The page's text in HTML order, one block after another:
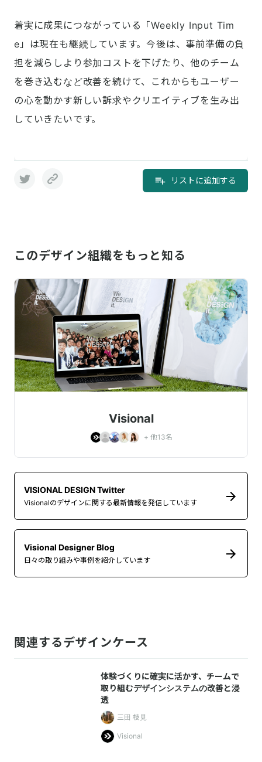
着実に成果につながっている「Weekly Input Tim
e」は現在も継続しています。今後は、事前準備の負
担を減らしより参加コストを下げたり、他のチーム
を巻き込むなど改善を続けて、これからもユーザー
の心を動かす新しい訴求やクリエイティブを生み出
していきたいです。
リストに追加する
このデザイン組織をもっと知る
Visional
+ 他13名
VISIONAL DESIGN Twitter
Visionalのデザインに関する最新情報を発信しています
Visional Designer Blog
日々の取り組みや事例を紹介しています
関連するデザインケース
体験づくりに確実に活かす、チームで
取り組むデザインシステムの改善と浸
透
三田 枝見
Visional